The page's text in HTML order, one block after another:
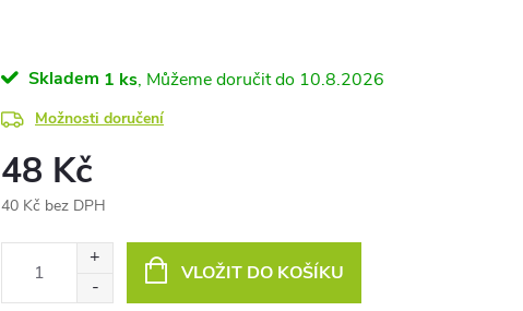
Skladem 1 ks 10.8.2026
Možnosti doručení
48 Kč
40 Kč bez DPH
VLOŽIT DO KOŠÍKU